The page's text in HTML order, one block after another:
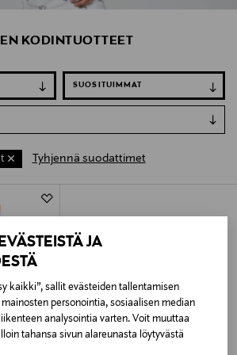
JA
kaikki”, sallit evästeiden tallentamisen
personointia, sosiaalisen median
analysointia varten. Voit muuttaa
tahansa sivun alareunasta löytyvästä
KODINTUOTTEET
Tyhjennä suodattimet